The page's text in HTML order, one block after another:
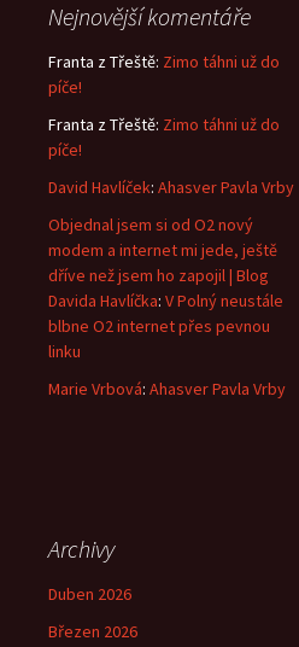
Nejnovější komentáře
Franta z Třeště: Zimo táhni už do
píče!
Franta z Třeště: Zimo táhni už do
píče!
David Havlíček: Ahasver Pavla Vrby
Objednal jsem si od O2 nový
modem a internet mi jede, ještě
dříve než jsem ho zapojil | Blog
Davida Havlíčka: V Polný neustále
blbne O2 internet přes pevnou
linku
Marie Vrbová: Ahasver Pavla Vrby
Archivy
Duben 2026
Březen 2026